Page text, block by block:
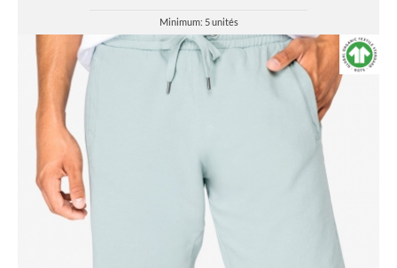
Minimum: 5 unités